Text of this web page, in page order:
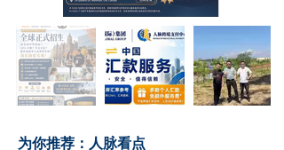
​为你推荐：人脉看点